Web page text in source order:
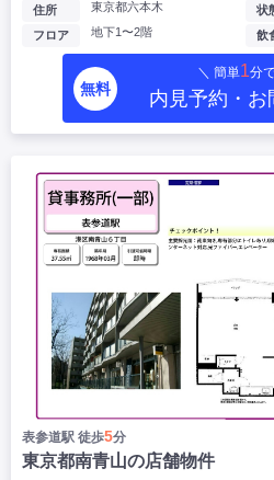
住所 東京都六本木
フロア 地下1〜2階
状
飲
無料
＼ 簡単1分
内見予約・お
表参道駅 徒歩5分
東京都南青山の店舗物件